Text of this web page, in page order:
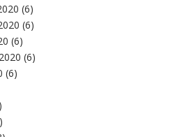
(6)
(6)
(6)
(6)
(6)